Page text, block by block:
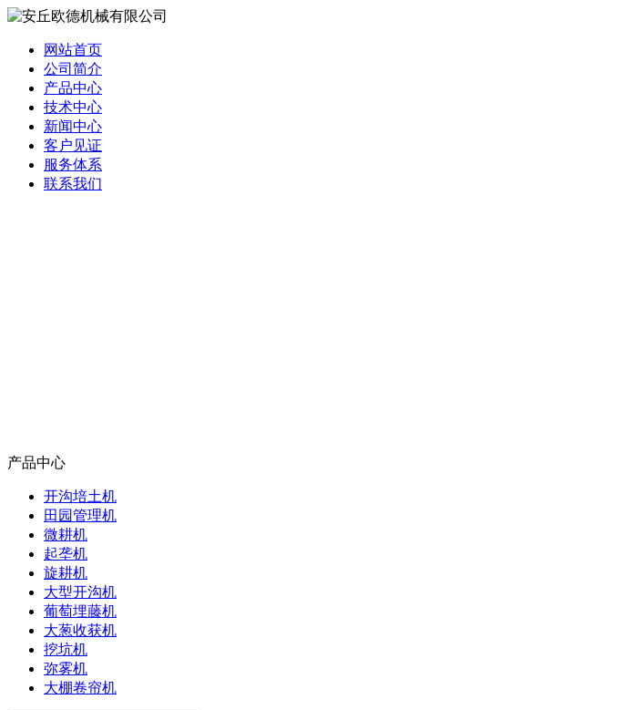
网站首页
公司简介
产品中心
技术中心
新闻中心
客户见证
服务体系
联系我们
产品中心
开沟培土机
田园管理机
微耕机
起垄机
旋耕机
大型开沟机
葡萄埋藤机
大葱收获机
挖坑机
弥雾机
大棚卷帘机